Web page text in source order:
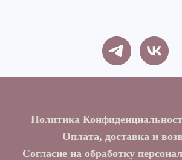
Политика
Оплата, доставка и
Согласие на обработку